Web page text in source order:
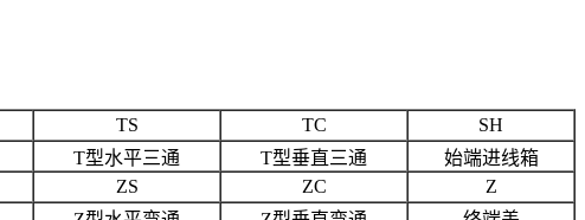
TS TC
SH
T型水平三通 T型垂直三通
始端进线箱
ZS ZC
Z